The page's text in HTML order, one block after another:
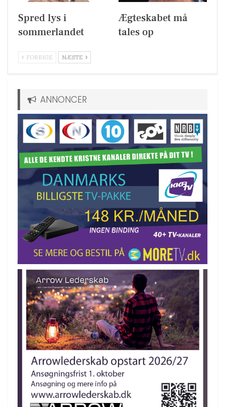
Spred lys i
sommerlandet
Ægteskabet må
tales op
FORRIGE NÆSTE
ANNONCER